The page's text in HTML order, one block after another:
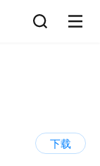
下载